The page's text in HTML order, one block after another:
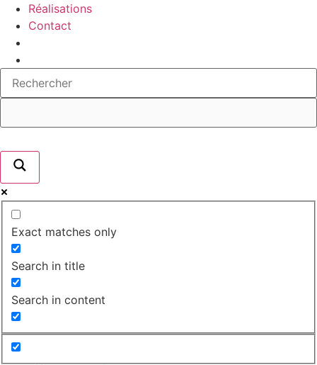
Réalisations
Contact
Exact matches only
Search in title
Search in content